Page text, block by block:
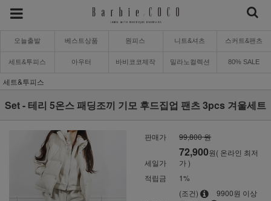
오늘출발 베스트상품 원피스 니트&셔츠 스커트&팬츠
세트&투피스 아우터 바비코코제작 밀라노컬렉션 80% SALE
세트&투피스
Set - 테리 5온스 패딩조끼 기모 후드집업 팬츠 3pcs 겨울세트
판매가 99,800 원
세일가
72,900원( 온라인 최저
가 )
적립금
1%
(조건)
9900원 이상